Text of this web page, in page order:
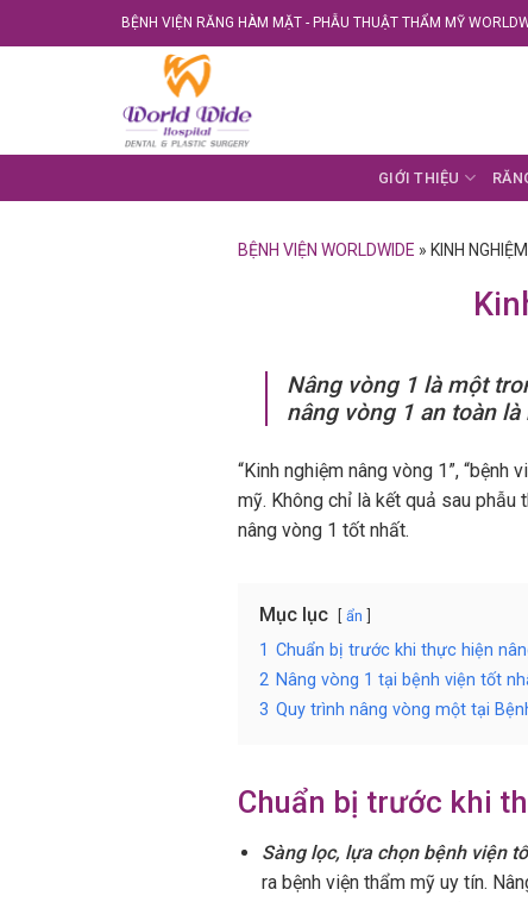
to
BỆNH VIỆN RĂNG HÀM MẶT - PHẪU THUẬT THẨM MỸ
GIỚI THIỆU
BỆNH VIỆN WORLDWIDE » KINH
Nâng vòng 1 là một
nâng vòng 1 an toàn
“Kinh nghiệm nâng vòng 1”,
mỹ. Không chỉ là kết quả sau phẫu
nâng vòng 1 tốt nhất.
Mục lục ẩn
1 Chuẩn bị trước khi thực hiện
2 Nâng vòng 1 tại bệnh viện tốt
3 Quy trình nâng vòng một tại
Chuẩn bị trước khi
Sàng lọc, lựa chọn bệnh viện
ra bệnh viện thẩm mỹ uy tín.